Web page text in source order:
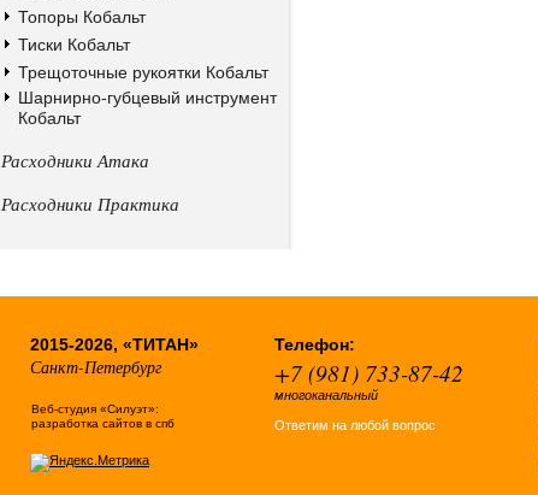
Топоры Кобальт
Тиски Кобальт
Трещоточные рукоятки Кобальт
Шарнирно-губцевый инструмент
Кобальт
Расходники Атака
Расходники Практика
2015-2026, «ТИТАН»
Санкт-Петербург
Веб-студия «Силуэт»:
разработка сайтов в спб
Телефон:
+7 (981) 733-87-42
многоканальный
Ответим на любой вопрос